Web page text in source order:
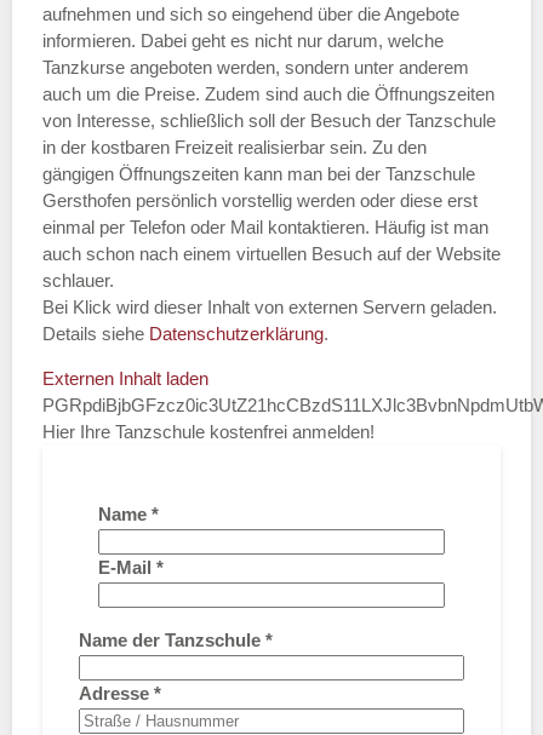
aufnehmen und sich so eingehend über die Angebote
informieren. Dabei geht es nicht nur darum, welche
Tanzkurse angeboten werden, sondern unter anderem
auch um die Preise. Zudem sind auch die Öffnungszeiten
von Interesse, schließlich soll der Besuch der Tanzschule
in der kostbaren Freizeit realisierbar sein. Zu den
gängigen Öffnungszeiten kann man bei der Tanzschule
Gersthofen persönlich vorstellig werden oder diese erst
einmal per Telefon oder Mail kontaktieren. Häufig ist man
auch schon nach einem virtuellen Besuch auf der Website
schlauer.
Bei Klick wird dieser Inhalt von externen Servern geladen.
Details siehe Datenschutzerklärung.
Externen Inhalt laden
Hier Ihre Tanzschule kostenfrei anmelden!
Name *
E-Mail *
Name der Tanzschule *
Adresse *